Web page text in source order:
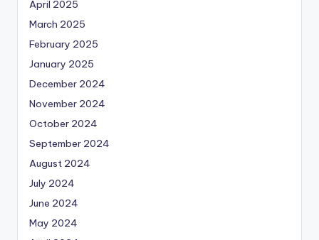
April 2025
March 2025
February 2025
January 2025
December 2024
November 2024
October 2024
September 2024
August 2024
July 2024
June 2024
May 2024